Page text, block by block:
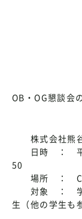
OB・OG懇談会
株式会社熊
日時 ： 平成
50
場所 ：
対象 ： 学部
生（他の学生も